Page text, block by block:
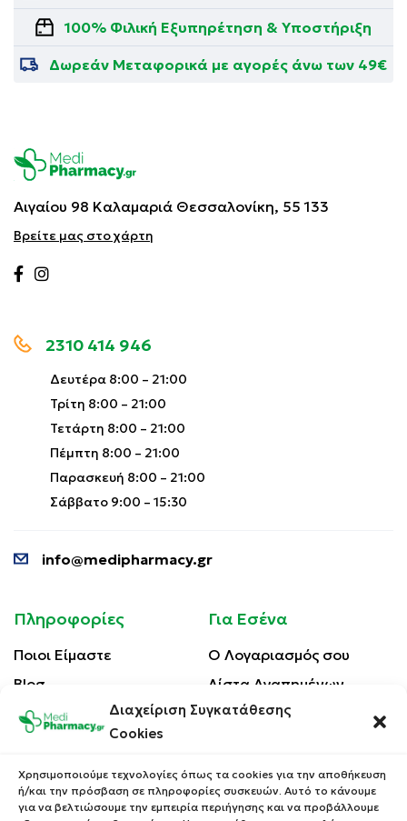
Διαχείριση Συγκατάθεσης
Cookies
Χρησιμοποιούμε τεχνολογίες όπως τα cookies για την αποθήκευση
ή/και την πρόσβαση σε πληροφορίες συσκευών. Αυτό το κάνουμε
για να βελτιώσουμε την εμπειρία περιήγησης και να προβάλλουμε
100% Φιλική Εξυπηρέτηση & Υποστήριξη
Δωρεάν Μεταφορικά με αγορές άνω των 49€
Αιγαίου 98 Καλαμαριά Θεσσαλονίκη, 55 133
Βρείτε μας στο χάρτη
2310 414 946
Δευτέρα 8:00 – 21:00
Τρίτη 8:00 – 21:00
Τετάρτη 8:00 – 21:00
Πέμπτη 8:00 – 21:00
Παρασκευή 8:00 – 21:00
Σάββατο 9:00 – 15:30
info@medipharmacy.gr
Πληροφορίες
Ποιοι Είμαστε
Blog
Επικοινωνία
Πολιτική Απορρήτου
Για Εσένα
Ο Λογαριασμός σου
Λίστα Αγαπημένων
Οι Παραγγελίες σου
Κέρδισε Κουπόνι
Έκπτωσης